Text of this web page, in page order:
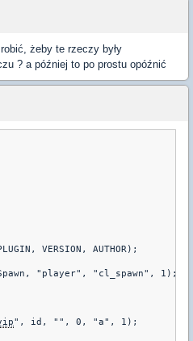
żeby te rzeczy były
? a później to po prostu opóźnić
VERSION, AUTHOR);
"player", "cl_spawn", 1);
", id, "", 0, "a", 1);